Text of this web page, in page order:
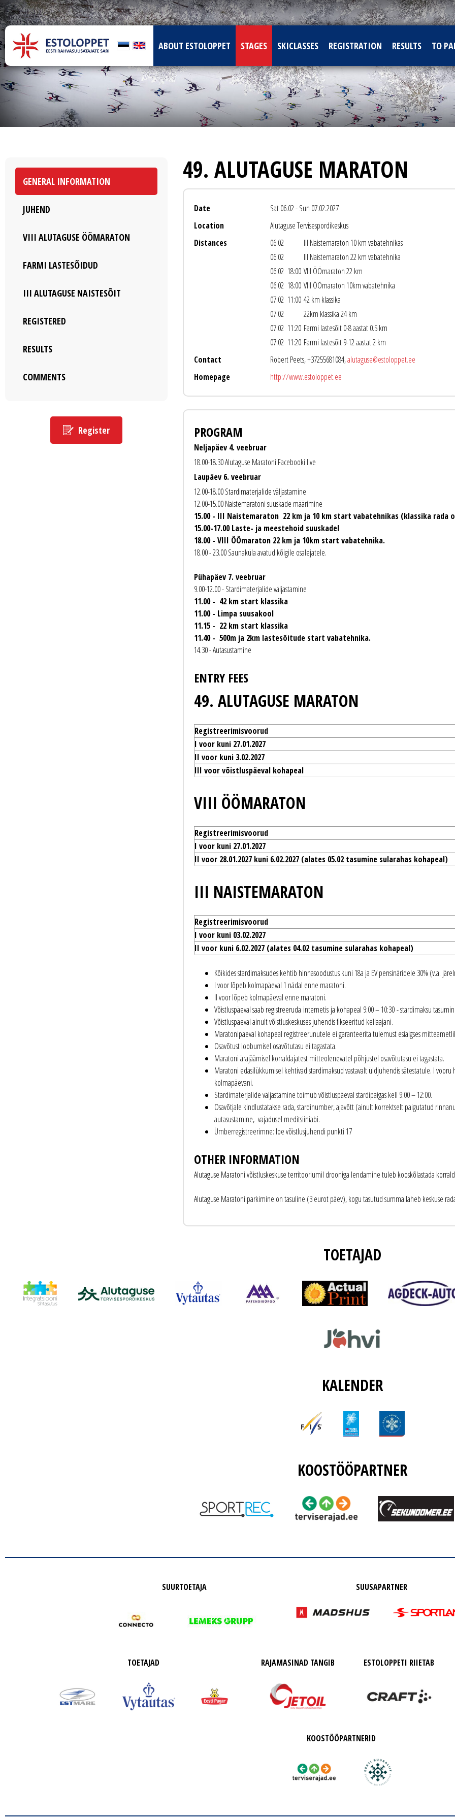
ABOUT ESTOLOPPET STAGES SKICLASSES REGISTRATION RESULTS TO
GENERAL INFORMATION
JUHEND
VIII ALUTAGUSE ÖÖMARATON
FARMI LASTESÕIDUD
III ALUTAGUSE NAISTESÕIT
REGISTERED
RESULTS
COMMENTS
Register
49. ALUTAGUSE MARATON
Date
Sat 06.02 - Sun 07.02.2027
Location
Alutaguse Tervisespordikeskus
Distances
06.02
III Naistemaraton 10 km vabatehnikas
06.02
III Naistemaraton 22 km vabatehnika
06.02 18:00 VIII ÖÖmaraton 22 km
06.02 18:00 VIII ÖÖmaraton 10km vabatehnika
07.02 11:00 42 km klassika
07.02
22km klassika 24 km
07.02 11:20 Farmi lastesõit 0-8 aastat 0.5 km
07.02 11:20 Farmi lastesõit 9-12 aastat 2 km
Contact
Robert Peets, +37255681084,alutaguse@estoloppet.ee
Homepage
http://www.estoloppet.ee
PROGRAM
Neljapäev 4. veebruar
18.00-18.30 Alutaguse Maratoni Facebooki live
Laupäev 6. veebruar
12.00-18.00 Stardimaterjalide väljastamine
12.00-15.00 Naistemaratoni suuskade määrimine
15.00 - III Naistemaraton 22 km ja 10 km start vabatehnikas (klassika rada
15.00-17.00 Laste- ja meestehoid suuskadel
18.00 - VIII ÖÖmaraton 22 km ja 10km start vabatehnika.
18.00 - 23.00 Saunaküla avatud kõigile osalejatele.
Pühapäev 7. veebruar
9.00-12.00 - Stardimaterjalide väljastamine
11.00 - 42 km start klassika
11.00 - Limpa suusakool
11.15 - 22 km start klassika
11.40 - 500m ja 2km lastesõitude start vabatehnika.
14.30 - Autasustamine
ENTRY FEES
49. ALUTAGUSE MARATON
Registreerimisvoorud
I voor kuni 27.01.2027
II voor kuni 3.02.2027
III voor võistluspäeval kohapeal
VIII ÖÖMARATON
Registreerimisvoorud
I voor kuni 27.01.2027
II voor 28.01.2027 kuni 6.02.2027 (alates 05.02 tasumine sularahas kohapeal)
III NAISTEMARATON
Registreerimisvoorud
I voor kuni 03.02.2027
II voor kuni 6.02.2027 (alates 04.02 tasumine sularahas kohapeal)
Kõikides stardimaksudes kehtib hinnasoodustus kuni 18a ja EV pensinäridele 30% (v.a.
I voor lõpeb kolmapäeval 1 nädal enne maratoni.
II voor lõpeb kolmapäeval enne maratoni.
Võistluspäeval saab registreeruda internetis ja kohapeal 9:00 – 10:30 - stardimaksu
Võistluspäeval ainult võistluskeskuses juhendis fikseeritud kellaajani.
Maratonipäeval kohapeal registreerunutele ei garanteerita tulemust esialgses
Osavõtust loobumisel osavõtutasu ei tagastata.
Maratoni ärajäämisel korraldajatest mitteolenevatel põhjustel osavõtutasu ei tagastata.
Maratoni edasilükkumisel kehtivad stardimaksud vastavalt üldjuhendis sätestatule. I
kolmapäevani.
Stardimaterjalide väljastamine toimub võistluspäeval stardipaigas kell 9:00 – 12:00.
Osavõtjale kindlustatakse rada, stardinumber, ajavõtt (ainult korrektselt paigutatud
autasustamine, vajadusel meditsiiniabi.
Ümberregistreerimne: loe võistlusjuhendi punkti 17
OTHER INFORMATION
Alutaguse Maratoni võistluskeskuse territooriumil drooniga lendamine tuleb kooskõlastada
Alutaguse Maratoni parkimine on tasuline (3 eurot päev), kogu tasutud summa läheb keskuse
TOETAJAD
KALENDER
KOOSTÖÖPARTNER
SUURTOETAJA SUUSAPARTNER
TOETAJAD RAJAMASINAD TANGIB ESTOLOPPETI RIIETAB
KOOSTÖÖPARTNERID